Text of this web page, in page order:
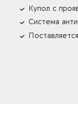
Купол с
Система